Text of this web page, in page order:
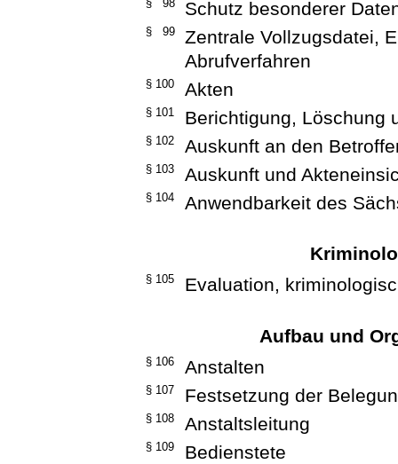
§ 98 Schutz besonderer
§ 99
Zentrale Vollzugsdatei,
Abrufverfahren
§ 100 Akten
§ 101 Berichtigung, Löschung
§ 102 Auskunft an den
§ 103 Auskunft und
§ 104 Anwendbarkeit des
§ 105 Evaluation,
Aufbau und
§ 106 Anstalten
§ 107 Festsetzung der
§ 108 Anstaltsleitung
§ 109 Bedienstete